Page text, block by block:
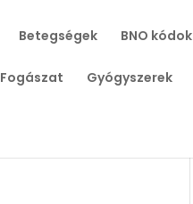
Betegségek BNO kódok
Fogászat Gyógyszerek